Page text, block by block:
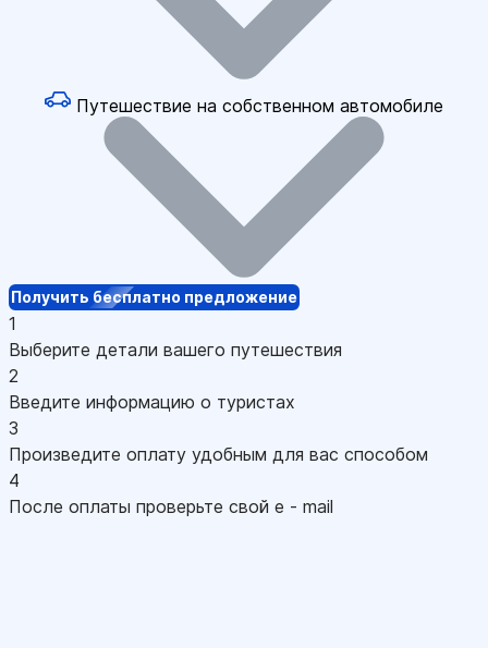
Путешествие на собственном автомобиле
Получить бесплатно предложение
1
Выберите детали вашего путешествия
2
Введите информацию о туристах
3
Произведите оплату удобным для вас способом
4
После оплаты проверьте свой e - mail